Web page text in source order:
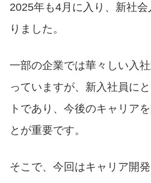
2025年も4月に入り、新社
りました。
一部の企業では華々しい入
っていますが、新入社員に
トであり、今後のキャリア
とが重要です。
そこで、今回はキャリア開